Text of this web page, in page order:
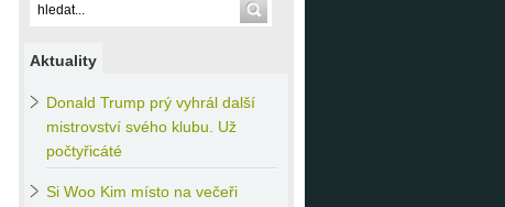
Aktuality
Donald Trump prý vyhrál další
mistrovství svého klubu. Už
počtyřicáté
Si Woo Kim místo na večeři